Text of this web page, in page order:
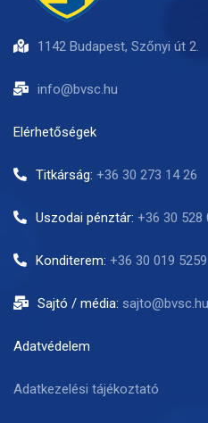
1142 Budapest, Szőnyi út 2.
info@bvsc.hu
Elérhetőségek
Titkárság: +36 30 273 14 26
Uszodai pénztár: +36 30 528
Konditerem: +36 30 019 5259
Sajtó / média: sajto@bvsc.hu
Adatvédelem
Adatkezelési tájékoztató